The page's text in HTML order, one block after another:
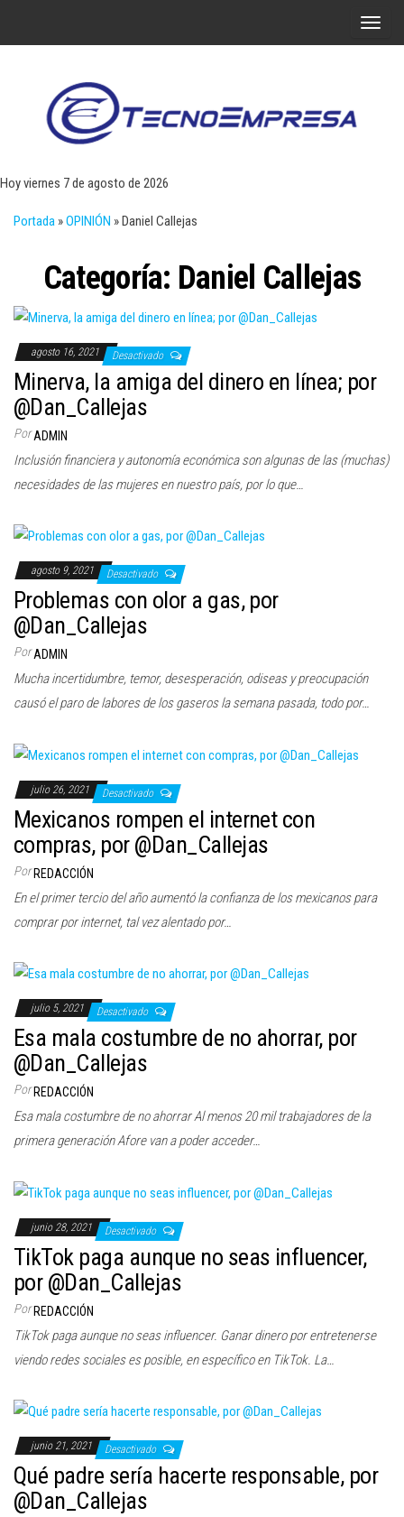
A
a
ó
Hoy viernes 7 de agosto de 2026
Portada »OPINIÓN »Daniel Callejas
Categoría: Daniel Callejas
agosto 16, 2021 Desactivado
Minerva, la amiga del dinero en línea; por
@Dan_Callejas
Por ADMIN
Inclusión financiera y autonomía económica son algunas de las (muchas)
necesidades de las mujeres en nuestro país, por lo que…
agosto 9, 2021 Desactivado
Problemas con olor a gas, por
@Dan_Callejas
Por ADMIN
Mucha incertidumbre, temor, desesperación, odiseas y preocupación
causó el paro de labores de los gaseros la semana pasada, todo por…
julio 26, 2021 Desactivado
Mexicanos rompen el internet con
compras, por @Dan_Callejas
PorREDACCIÓN
En el primer tercio del año aumentó la confianza de los mexicanos para
comprar por internet, tal vez alentado por…
julio 5, 2021 Desactivado
Esa mala costumbre de no ahorrar, por
@Dan_Callejas
Por REDACCIÓN
Esa mala costumbre de no ahorrar Al menos 20 mil trabajadores de la
primera generación Afore van a poder acceder…
junio 28, 2021 Desactivado
TikTok paga aunque no seas influencer,
por @Dan_Callejas
Por REDACCIÓN
TikTok paga aunque no seas influencer. Ganar dinero por entretenerse
viendo redes sociales es posible, en específico en TikTok. La…
junio 21, 2021 Desactivado
Qué padre sería hacerte responsable, por
@Dan_Callejas